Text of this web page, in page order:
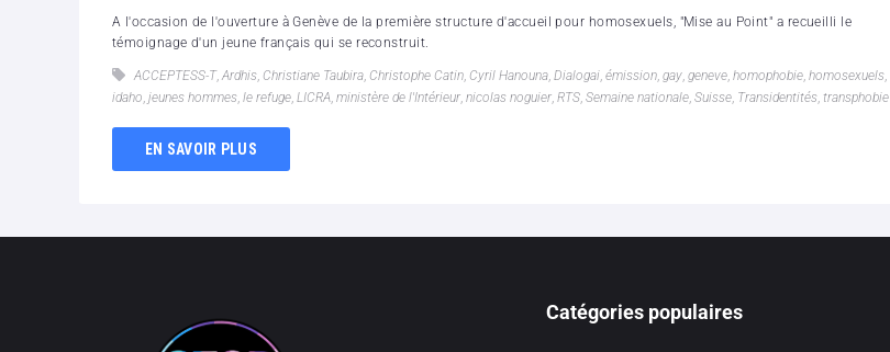
A l'occasion de l'ouverture à Genève de la première structure d'accueil pour homosexuels, "Mise au Point" a recueilli le
témoignage d'un jeune français qui se reconstruit.
ACCEPTESS-T, Ardhis, Christiane Taubira, Christophe Catin, Cyril Hanouna, Dialogai, émission, gay, geneve, homophobie, homosexuels,
idaho, jeunes hommes, le refuge, LICRA, ministère de l'Intérieur, nicolas noguier, RTS, Semaine nationale, Suisse, Transidentités, transphobie
EN SAVOIR PLUS
Catégories populaires